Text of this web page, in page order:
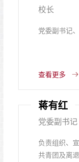
校长
党委副书记
查看更多
蒋有红
党委副书记
负责组织、
共青团及离